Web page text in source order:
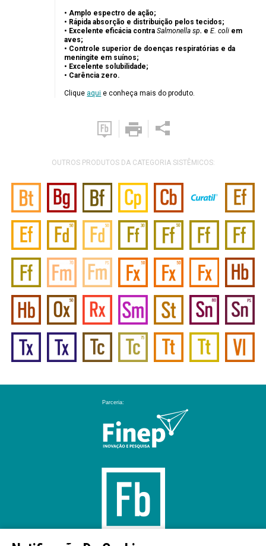
• Amplo espectro de ação;
• Rápida absorção e distribuição pelos tecidos;
• Excelente eficácia contraSalmonella sp. eE. coli em
aves;
• Controle superior de doenças respiratórias e da
meningite em suínos;
• Excelente solubilidade;
• Carência zero.
Clique aqui e conheça mais do produto.
OUTROS PRODUTOS DA CATEGORIA SISTÊMICOS: